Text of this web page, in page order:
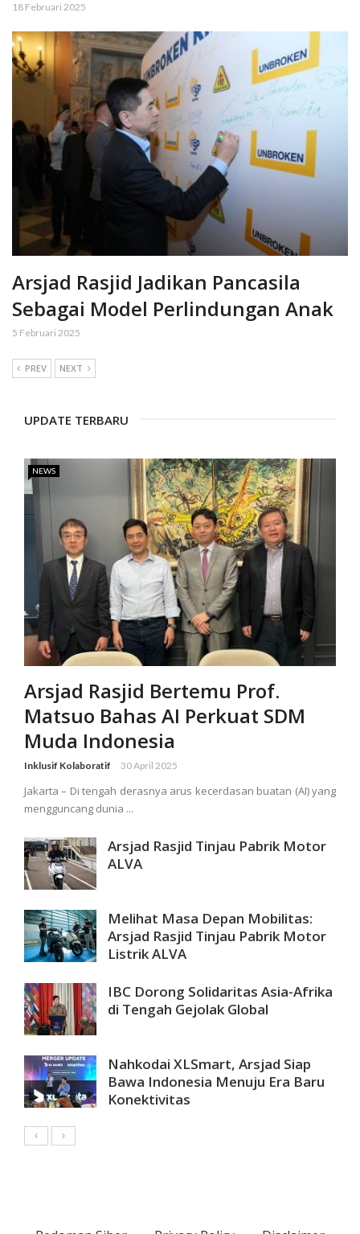
18 Februari 2025
Arsjad Rasjid Jadikan Pancasila
Sebagai Model Perlindungan Anak
5 Februari 2025
PREV NEXT
UPDATE TERBARU
NEWS
Arsjad Rasjid Bertemu Prof.
Matsuo Bahas AI Perkuat SDM
Muda Indonesia
Inklusif Kolaboratif 30 April 2025
Jakarta – Di tengah derasnya arus kecerdasan buatan (AI) yang
mengguncang dunia ...
Arsjad Rasjid Tinjau Pabrik Motor
ALVA
Melihat Masa Depan Mobilitas:
Arsjad Rasjid Tinjau Pabrik Motor
Listrik ALVA
IBC Dorong Solidaritas Asia-Afrika
di Tengah Gejolak Global
Nahkodai XLSmart, Arsjad Siap
Bawa Indonesia Menuju Era Baru
Konektivitas